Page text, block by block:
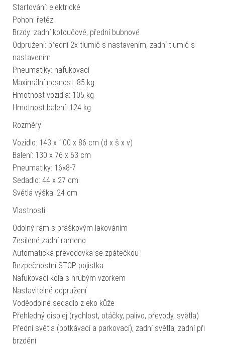
Startování: elektrické
Pohon: řetěz
Brzdy: zadní kotoučové, přední bubnové
Odpružení: přední 2x tlumič s nastavením, zadní tlumič s
nastavením
Pneumatiky: nafukovací
Maximální nosnost: 85 kg
Hmotnost vozidla: 105 kg
Hmotnost balení: 124 kg
Rozměry:
Vozidlo: 143 x 100 x 86 cm (d x š x v)
Balení: 130 x 76 x 63 cm
Pneumatiky: 16×8-7
Sedadlo: 44 x 27 cm
Světlá výška: 24 cm
Vlastnosti:
Odolný rám s práškovým lakováním
Zesílené zadní rameno
Automatická převodovka se zpátečkou
Bezpečnostní STOP pojistka
Nafukovací kola s hrubým vzorkem
Nastavitelné odpružení
Voděodolné sedadlo z eko kůže
Přehledný displej (rychlost, otáčky, palivo, převody, světla)
Přední světla (potkávací a parkovací), zadní světla, zadní při
brzdění